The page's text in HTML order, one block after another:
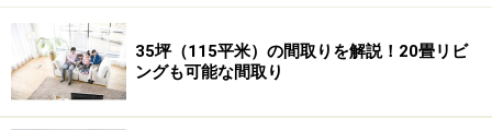
トコントロールをつけて雰囲気を変える工夫
・10畳で6個くらい、補助ダウンライトをつけておくと
便利
・コンセントの高さは標準で床から25cmですが、高齢者
35坪（115平米）の間取りを解説！20畳リビ
ングも可能な間取り